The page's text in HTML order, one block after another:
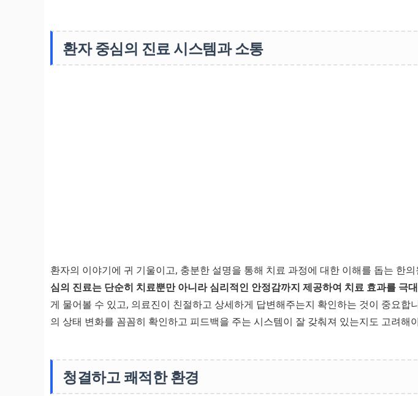
환자 중심의 진료 시스템과 소통
환자의 이야기에 귀 기울이고, 충분한 설명을 통해 치료 과정에 대한 이해를 돕는 한
심의 진료는 단순히 치료뿐만 아니라 심리적인 안정감까지 제공하여 치료 효과를 극
게 물어볼 수 있고, 의료진이 친절하고 상세하게 답변해주는지 확인하는 것이 중요합
의 상태 변화를 꼼꼼히 확인하고 피드백을 주는 시스템이 잘 갖춰져 있는지도 고려해
청결하고 쾌적한 환경